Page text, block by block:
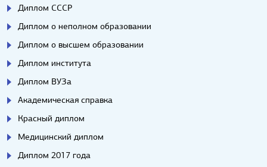
Диплом СССР
Диплом о неполном образовании
Диплом о высшем образовании
Диплом института
Диплом ВУЗа
Академическая справка
Красный диплом
Медицинский диплом
Диплом 2017 года